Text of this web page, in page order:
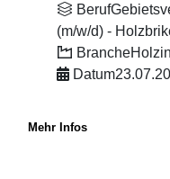
Beruf
(m/w/d) -
Branche
Datum
Mehr Infos